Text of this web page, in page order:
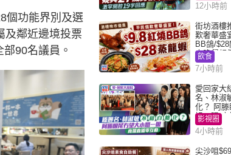
個功能界別及選
及鄰近邊境投票
90名議員。
12小時前
街坊酒樓
歎奢華盛
BB鴿/$28
大晚餐超
飲食
7小時前
愛回家大
名、林淑
化？ 阿滕眼尾冇望大小
姐
影視圈
4小時前
尖沙咀